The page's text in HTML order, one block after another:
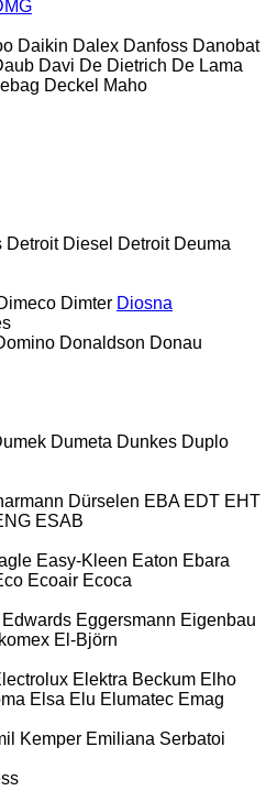
Daikin Dalex Danfoss Danobat
Davi De Dietrich De Lama
Deckel Maho
Detroit Diesel Detroit Deuma
Dimter Diosna
Donaldson Donau
Dumeta Dunkes Duplo
Dürselen EBA EDT EHT
ESAB
Easy-Kleen Eaton Ebara
Ecoair Ecoca
Edwards Eggersmann Eigenbau
El-Björn
Elektra Beckum Elho
Elsa Elu Elumatec Emag
Kemper Emiliana Serbatoi